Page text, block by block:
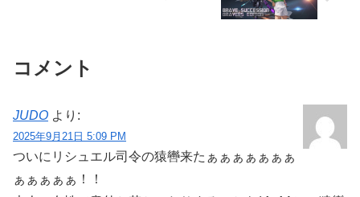
コメント
JUDO より:
2025年9月21日 5:09 PM
ついにリシュエル司令の猿轡来たぁぁぁぁぁぁぁ
ぁぁぁぁぁ！！